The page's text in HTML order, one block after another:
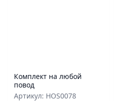
Комплект на любой
повод
Артикул: HOS0078